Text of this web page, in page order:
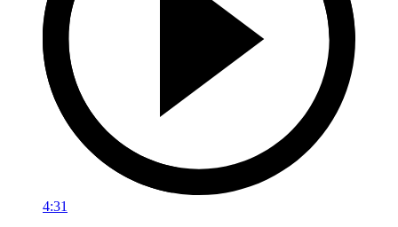
4:31